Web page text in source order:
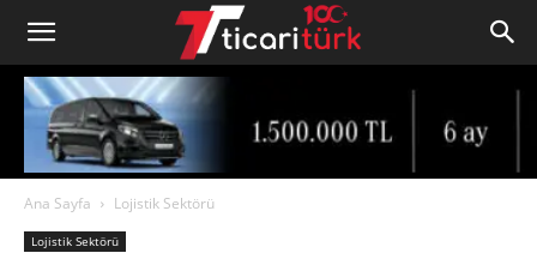
Ana Sayfa Lojistik Sektörü
Lojistik Sektörü